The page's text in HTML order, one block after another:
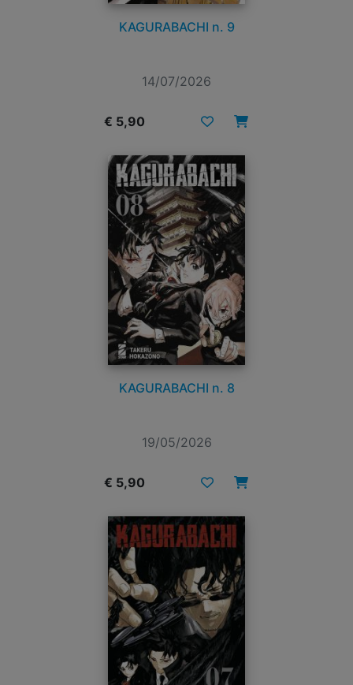
KAGURABACHI n. 9
14/07/2026
€ 5,90
KAGURABACHI n. 8
19/05/2026
€ 5,90